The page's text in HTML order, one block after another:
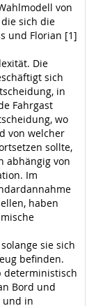
von
sich die
und Florian [1]
Die
sich
in
Fahrgast
wo
von welcher
sollte,
abhängig von
Im
haben
sie sich
befinden.
deterministisch
Bord und
und in